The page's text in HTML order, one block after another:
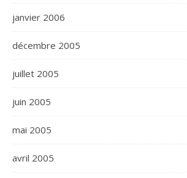
janvier 2006
décembre 2005
juillet 2005
juin 2005
mai 2005
avril 2005